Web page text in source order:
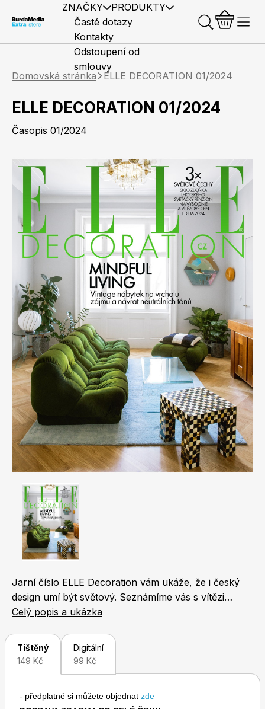
ZNAČKY PRODUKTY
Elle
Marianne
Apetit
Svět ženy
Elle Decoration
Marianne Bydlení
Marianne Venkov & styl
Naše krásná zahrada
Chip
Předplatné časopisů
Merch
Časté dotazy
Kontakty
Odstoupení od
smlouvy
Domovská stránka
ELLE DECORATION 01/2024
ELLE DECORATION 01/2024
Časopis 01/2024
Jarní číslo ELLE Decoration vám ukáže, že i český
design umí být světový. Seznámíme vás s vítězi
českého kola soutěže EDIDA, v premiéře
Lhotského, se kterým míří do Ameriky a ukážeme, že
i na Vysočině se dá žít stylově – vezmeme vás na
návštěvu pensionu do Jimramova a na výstavu do
design nebo obchodování s nábytkem? To se dozvíte
Celý popis a ukázka
Tištěný
149 Kč
Digitální
99 Kč
- předplatné si můžete objednat zde